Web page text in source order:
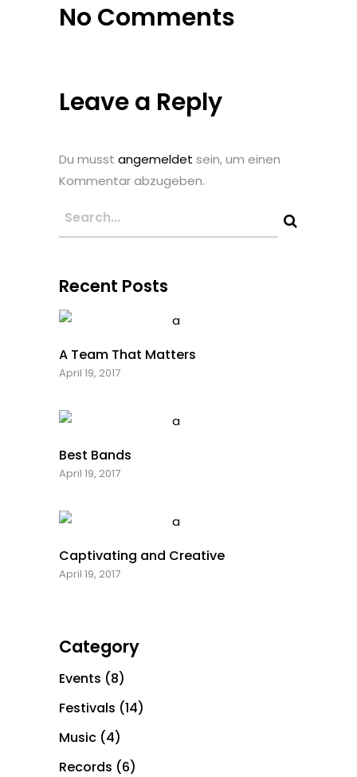
No Comments
Leave a Reply
Du musst angemeldet sein, um einen
Kommentar abzugeben.
Recent Posts
A Team That Matters
April 19, 2017
Best Bands
April 19, 2017
Captivating and Creative
April 19, 2017
Category
Events (8)
Festivals (14)
Music (4)
Records (6)